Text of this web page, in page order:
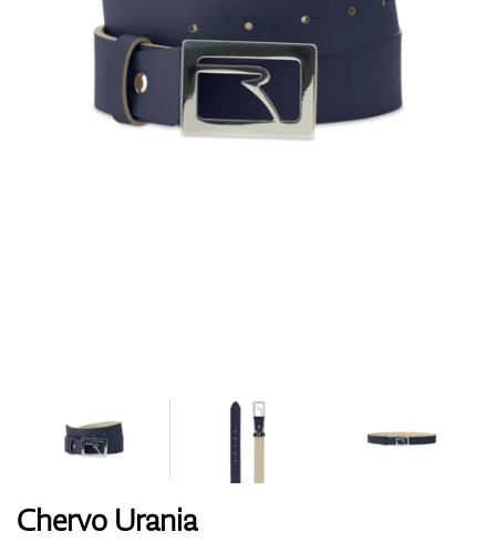
Oblečenie
Topánky
Bagy
Chervo Urania